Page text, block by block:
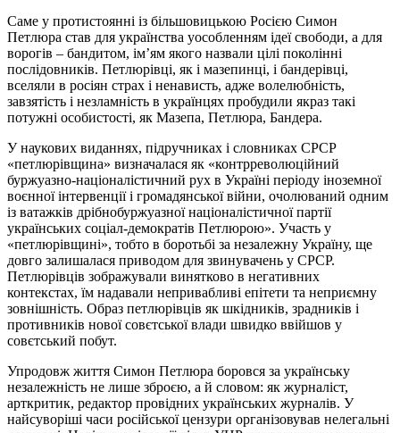
Саме у протистоянні із більшовицькою Росією Симон
Петлюра став для українства уособленням ідеї свободи, а для
ворогів – бандитом, ім’ям якого назвали цілі поколінні
послідовників. Петлюрівці, як і мазепинці, і бандерівці,
вселяли в росіян страх і ненависть, адже волелюбність,
завзятість і незламність в українцях пробудили якраз такі
потужні особистості, як Мазепа, Петлюра, Бандера.
У наукових виданнях, підручниках і словниках СРСР
«петлюрівщина» визначалася як «контрреволюційний
буржуазно-націоналістичний рух в Україні періоду іноземної
воєнної інтервенції і громадянської війни, очолюваний одним
із ватажків дрібнобуржуазної націоналістичної партії
українських соціал-демократів Петлюрою». Участь у
«петлюрівщині», тобто в боротьбі за незалежну Україну, ще
довго залишалася приводом для звинувачень у СРСР.
Петлюрівців зображували винятково в негативних
контекстах, їм надавали непривабливі епітети та неприємну
зовнішність. Образ петлюрівців як шкідників, зрадників і
противників нової совєтської влади швидко ввійшов у
совєтський побут.
Упродовж життя Симон Петлюра боровся за українську
незалежність не лише зброєю, а й словом: як журналіст,
арткритик, редактор провідних українських журналів. У
найсуворіші часи російської цензури організовував нелегальні